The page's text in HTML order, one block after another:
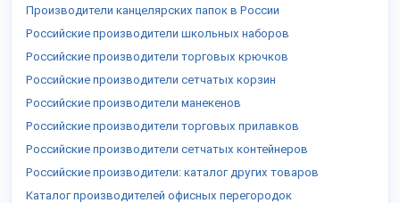
Производители канцелярских папок в России
Российские производители школьных наборов
Российские производители торговых крючков
Российские производители сетчатых корзин
Российские производители манекенов
Российские производители торговых прилавков
Российские производители сетчатых контейнеров
Российские производители: каталог других товаров
Каталог производителей офисных перегородок